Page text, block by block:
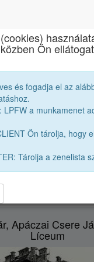
gimnáziumok
világát,
múltja és
régi
meg saját
Nagy Mózes
Apáczai Csere
Líceum
Ön
és fogadja el az
LPFW a munkamenet
Ön tárolja, hogy
Tárolja a zenelista